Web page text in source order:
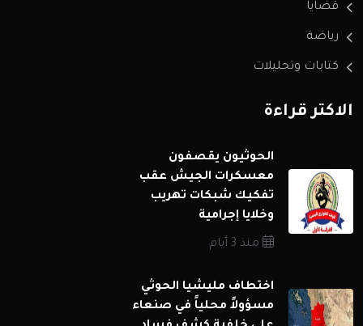
قضايا
رياضة
كتابات وتحليلات
الاكثر قراءة
الحوثيون يقصفون
معسكرات الجيش عقب
تفكيك شبكات تهريب
وخلايا إجرامية
منذ 3 أيام
اختطاف مليشيا الحوثي
مسؤولاً محلياً في صنعاء